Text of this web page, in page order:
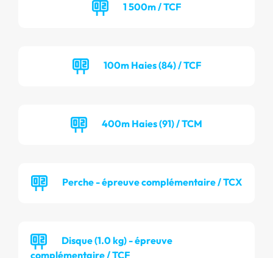
1 500m / TCF
100m Haies (84) / TCF
400m Haies (91) / TCM
Perche - épreuve complémentaire / TCX
Disque (1.0 kg) - épreuve
complémentaire / TCF